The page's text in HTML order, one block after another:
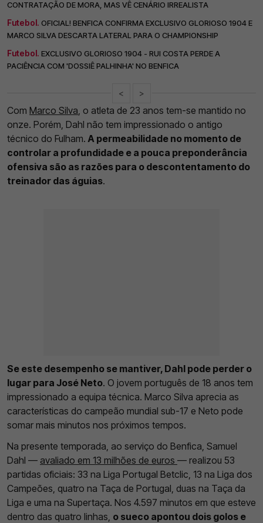
CONTRATAÇÃO DE MORA, MAS VÊ CENÁRIO IRREALISTA
Futebol. OFICIAL! BENFICA CONFIRMA EXCLUSIVO GLORIOSO 1904 E
MARCO SILVA DESCARTA LATERAL PARA O CHAMPIONSHIP
Futebol. EXCLUSIVO GLORIOSO 1904 - RUI COSTA PERDE A
PACIÊNCIA COM 'DOSSIÊ PALHINHA' NO BENFICA
< >
Com Marco Silva , o atleta de 23 anos tem-se mantido no
onze. Porém, Dahl não tem impressionado o antigo
técnico do Fulham. A permeabilidade no momento de
controlar a profundidade e a pouca preponderância
ofensiva são as razões para o descontentamento do
treinador das águias.
Se este desempenho se mantiver, Dahl pode perder o
lugar para José Neto. O jovem português de 18 anos tem
impressionado a equipa técnica. Marco Silva aprecia as
características do campeão mundial sub-17 e Neto pode
somar mais minutos nos próximos tempos.
Na presente temporada, ao serviço do Benfica, Samuel
Dahl — avaliado em 13 milhões de euros — realizou 53
partidas oficiais: 33 na Liga Portugal Betclic, 13 na Liga dos
Campeões, quatro na Taça de Portugal, duas na Taça da
Liga e uma na Supertaça. Nos 4.597 minutos em que esteve
dentro das quatro linhas, o sueco apontou dois golos e